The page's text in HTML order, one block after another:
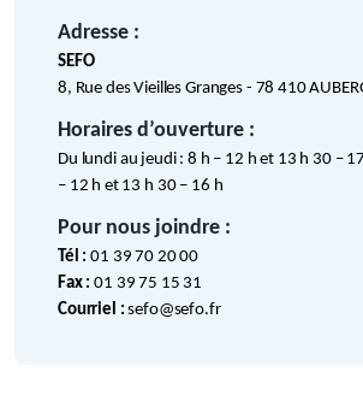
Adresse :
SEFO
8, Rue des Vieilles Granges - 78 410
Horaires d’ouverture :
Du lundi au jeudi : 8 h – 12 h et 13 h 30 –
– 12 h et 13 h 30 – 16 h
Pour nous joindre :
Tél :01 39 70 20 00
Fax :01 39 75 15 31
Courriel :sefo@sefo.fr